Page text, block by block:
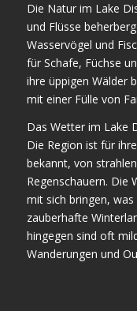
Die Natur im Lake
und Flüsse
Wasservögel und
für Schafe, Füchse
ihre üppigen Wälder
mit einer Fülle von
Das Wetter im Lake
Die Region ist für
bekannt, von
Regenschauern. Die
mit sich bringen,
zauberhafte
hingegen sind oft
Wanderungen und